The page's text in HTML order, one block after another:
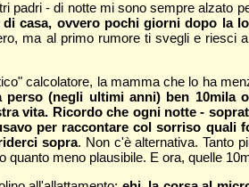
padri - di notte mi sono sempre alzato
casa, ovvero pochi giorni dopo
ma al primo rumore ti svegli e riesci
calcolatore, la mamma che lo ha
perso (negli ultimi anni) ben
vita. Ricordo che ogni notte -
per raccontare col sorriso quali
sopra. Non c'è alternativa. Tanto
meno plausibile. E ora, quelle